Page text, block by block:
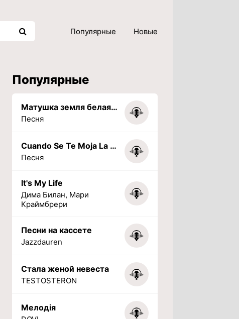
Популярные Новые
Популярные
Матушка земля белая березонька
Песня
Cuando Se Te Moja La Tarea (PHONK) (Slowed + Reverbed)
Песня
It's My Life
Дима Билан, Мари
Краймбрери
Песни на кассете
Jazzdauren
Стала женой невеста
TESTOSTERON
Мелодія